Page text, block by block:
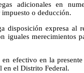
adicionales en
impuesto o deducción.
disposición expresa al
iguales merecimientos
en efectivo en la
en el Distrito Federal.